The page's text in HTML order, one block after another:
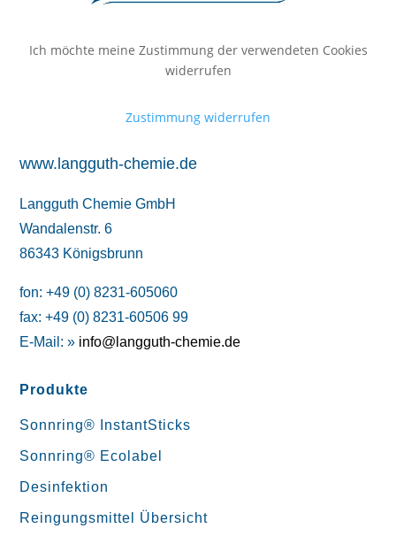
Ich möchte meine Zustimmung der verwendeten Cookies
widerrufen
Zustimmung widerrufen
www.langguth-chemie.de
Langguth Chemie GmbH
Wandalenstr. 6
86343 Königsbrunn
fon: +49 (0) 8231-605060
fax: +49 (0) 8231-60506 99
E-Mail: » info@langguth-chemie.de
Produkte
Sonnring® InstantSticks
Sonnring® Ecolabel
Desinfektion
Reingungsmittel Übersicht